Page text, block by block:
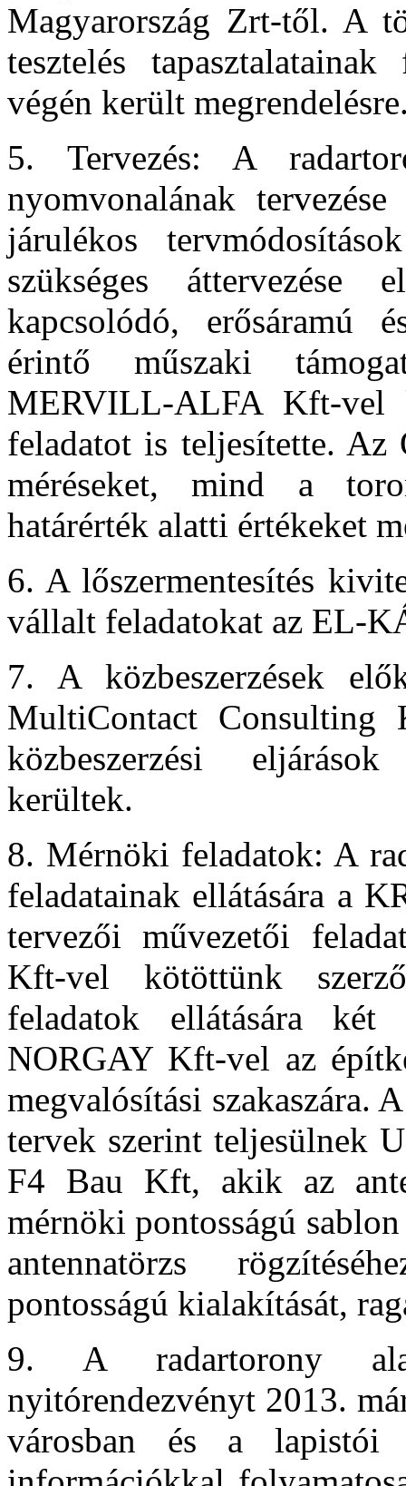
Magyarország Zrt-től. A
tesztelés
végén került
5. Tervezés: A
nyomvonalának
járulékos
szükséges áttervezése
kapcsolódó, erősáramú
érintő műszaki
MERVILL-ALFA Kft-vel
feladatot is teljesítette. Az
méréseket, mind a
határérték alatti értékeket
6. A lőszermentesítés
vállalt feladatokat az EL-
7. A közbeszerzések
MultiContact Consulting
közbeszerzési
kerültek.
8. Mérnöki feladatok: A
feladatainak ellátására a
tervezői művezetői
Kft-vel kötöttünk
feladatok ellátására
NORGAY Kft-vel az
megvalósítási szakaszára.
tervek szerint teljesülnek
F4 Bau Kft, akik az
mérnöki pontosságú
antennatörzs
pontosságú kialakítását,
9. A radartorony
nyitórendezvényt 2013.
városban és a lapistói